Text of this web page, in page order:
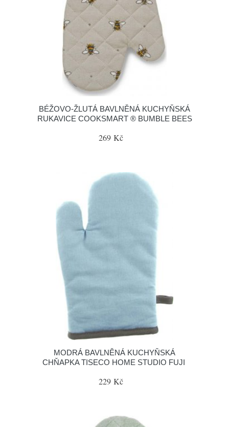
BÉŽOVO-ŽLUTÁ BAVLNĚNÁ KUCHYŇSKÁ
RUKAVICE COOKSMART ® BUMBLE BEES
269 Kč
MODRÁ BAVLNĚNÁ KUCHYŇSKÁ
CHŇAPKA TISECO HOME STUDIO FUJI
229 Kč